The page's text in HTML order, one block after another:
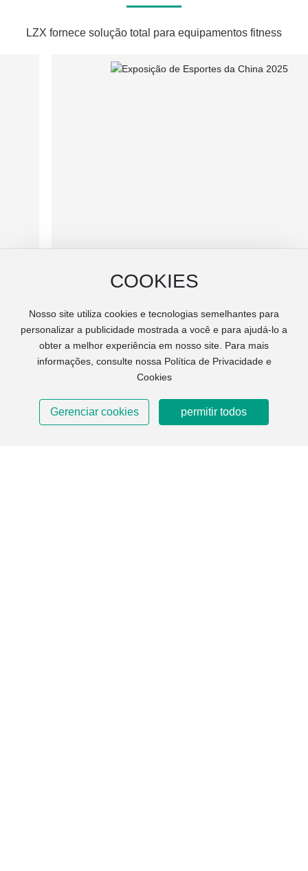
LZX fornece solução total para equipamentos fitness
OBTENHA SOLUÇÕES
PERSONALIZADAS
COOKIES
Nosso site utiliza cookies e tecnologias semelhantes para
personalizar a publicidade mostrada a você e para ajudá-lo a
obter a melhor experiência em nosso site. Para mais
informações, consulte nossa Política de Privacidade e
Cookies
Gerenciar cookies permitir todos